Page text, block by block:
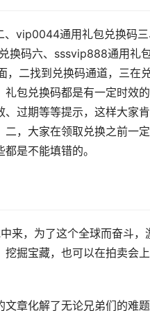
vip0044通用礼包兑换码三
换码六、sssvip888通用礼
二找到兑换码通道，三在
包兑换码都是有一定时效的
过期等等提示，这样大家
，大家在领取兑换之前一
是不能填错的。
来，为了这个全球而奋斗，
掘宝藏，也可以在拍卖会
文章化解了无论兄弟们的难题